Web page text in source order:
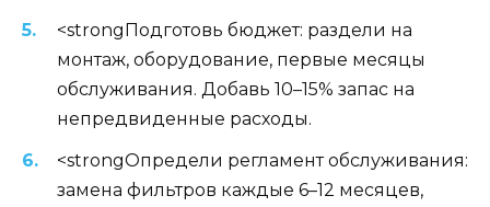
<strongПодготовь бюджет: раздели на
монтаж, оборудование, первые месяцы
обслуживания. Добавь 10–15% запас на
непредвиденные расходы.
<strongОпредели регламент обслуживания:
замена фильтров каждые 6–12 месяцев,